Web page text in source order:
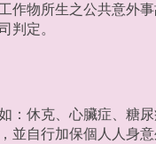
作物所生之公共意外事
判定。
休克、心臟症、糖
並自行加保個人人身意